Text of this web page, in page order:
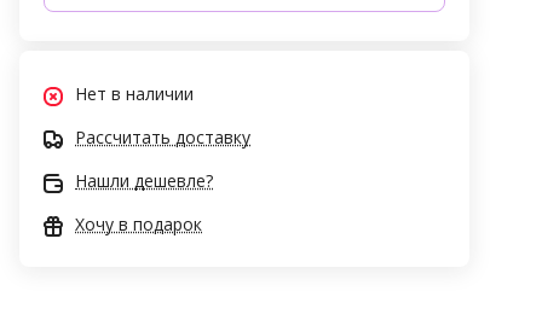
Нет в наличии
Рассчитать доставку
Нашли дешевле?
Хочу в подарок